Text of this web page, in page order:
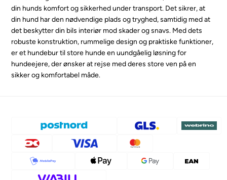
din hunds komfort og sikkerhed under transport. Det sikrer, at
din hund har den nødvendige plads og tryghed, samtidig med at
det beskytter din bils interiør mod skader og snavs. Med dets
robuste konstruktion, rummelige design og praktiske funktioner,
er et hundebur til store hunde en uundgåelig løsning for
hundeejere, der ønsker at rejse med deres store ven på en
sikker og komfortabel måde.